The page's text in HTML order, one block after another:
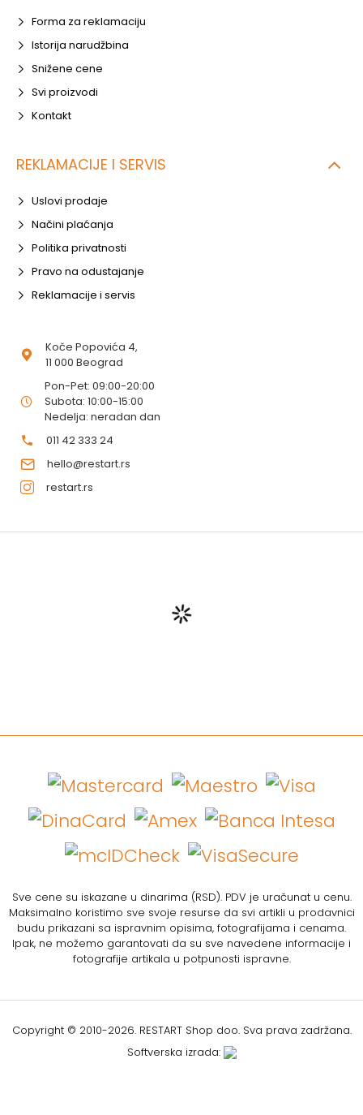
Forma za reklamaciju
Istorija narudžbina
Snižene cene
Svi proizvodi
Kontakt
REKLAMACIJE I SERVIS
Uslovi prodaje
Načini plaćanja
Politika privatnosti
Pravo na odustajanje
Reklamacije i servis
Koče Popovića 4,
11 000 Beograd
Pon-Pet: 09:00-20:00
Subota: 10:00-15:00
Nedelja: neradan dan
011 42 333 24
hello@restart.rs
restart.rs
Sve cene su iskazane u dinarima (RSD). PDV je uračunat u cenu.
Maksimalno koristimo sve svoje resurse da svi artikli u prodavnici
budu prikazani sa ispravnim opisima, fotografijama i cenama.
Ipak, ne možemo garantovati da su sve navedene informacije i
fotografije artikala u potpunosti ispravne.
Copyright © 2010-2026. RESTART Shop doo. Sva prava zadržana.
Softverska izrada: